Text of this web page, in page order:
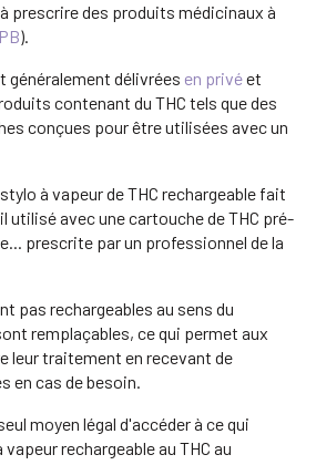
prescrire des produits médicinaux à
).
généralement délivrées en privéet
contenant du THC tels que des
conçues pour être utilisées avec un
à vapeur de THC rechargeable fait
utilisé avec une cartouche de THC pré-
prescrite par un professionnel de la
pas rechargeables au sens du
remplaçables, ce qui permet aux
leur traitement en recevant de
en cas de besoin.
moyen légal d'accéder à ce qui
rechargeable au THC au